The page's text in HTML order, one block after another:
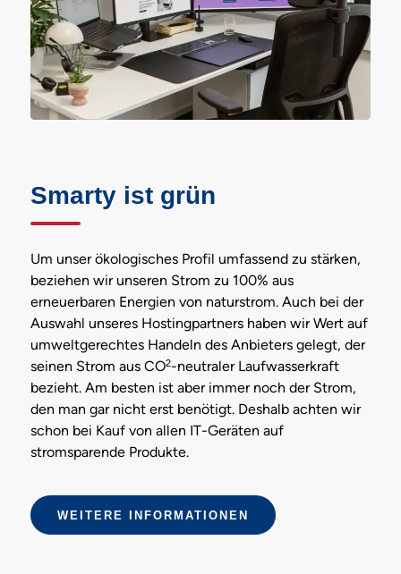
Smarty ist grün
Um unser ökologisches Profil umfassend zu stärken,
beziehen wir unseren Strom zu 100% aus
erneuerbaren Energien von naturstrom. Auch bei der
Auswahl unseres Hostingpartners haben wir Wert auf
umweltgerechtes Handeln des Anbieters gelegt, der
seinen Strom aus CO2-neutraler Laufwasserkraft
bezieht. Am besten ist aber immer noch der Strom,
den man gar nicht erst benötigt. Deshalb achten wir
schon bei Kauf von allen IT-Geräten auf
stromsparende Produkte.
WEITERE INFORMATIONEN